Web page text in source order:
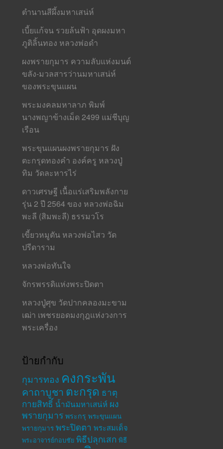
ตำนานสีผึ้งมหาเสน่ห์
เบี้ยแก้จน รวยล้นฟ้า อุดผงมหา
ภูติลิ้นทอง หลวงพ่อดำ
ผงพรายกุมาร ความลับแห่งมนต์
ขลัง-มวลสารว่านมหาเสน่ห์
ของพระขุนแผน
พระมงคลมหาลาภ พิมพ์
นางพญาข้างเม็ด 2499 แม่ชีบุญ
เรือน
พระขุนแผนผงพรายกุมาร ฝัง
ตะกรุดทองคำ องค์ครู หลวงปู่
ทิม วัดละหารไร่
ดาวเศรษฐี เนื้อแร่เสริมพลังกาย
รุ่น 2 ปี 2564 ของ หลวงพ่อฉิม
พะลี (สิมพะลี) ธรรมวโร
เขี้ยวหมูตัน หลวงพ่อไสว วัด
ปรีดาราม
หลวงพ่อทันใจ
จักรพรรดิแห่งพระปิดตา
หลวงปู่ศุข วัดปากคลองมะขาม
เฒ่า เพชรยอดมงกุฎแห่งวงการ
พระเครื่อง
ป้ายกำกับ
กุมารทอง คงกระพัน
คาถาบูชา ตะกรุด ธาตุ
กายสิทธิ์ น้ำมันมหาเสน่ห์ ผง
พรายกุมาร พระกรุ พระขุนแผน
พรายกุมาร พระปิดตา พระสมเด็จ
พระอาจารย์กอบชัย พิธีปลุกเสก พิธี